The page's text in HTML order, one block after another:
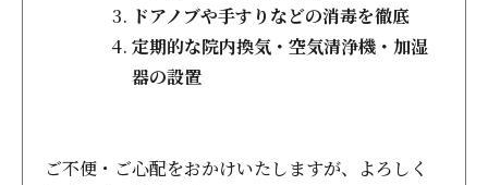
ドアノブや手すりなどの消毒を徹底
定期的な院内換気・空気清浄機・加湿
器の設置
ご不便・ご心配をおかけいたしますが、よろしく